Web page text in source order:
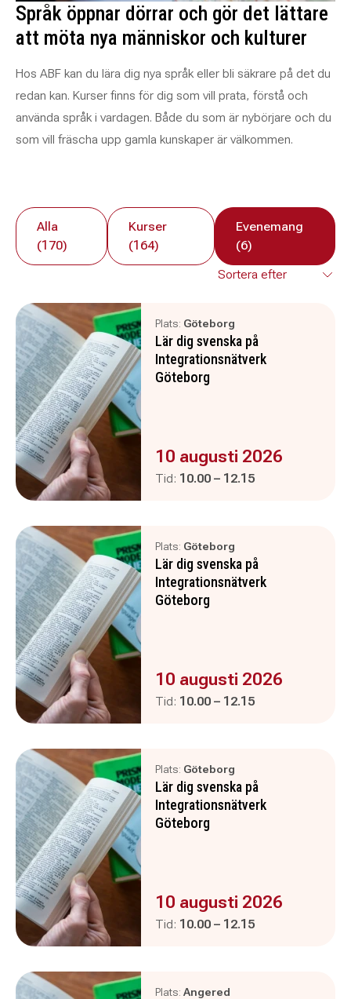
Språk öppnar dörrar och gör det lättare
att möta nya människor och kulturer
Hos ABF kan du lära dig nya språk eller bli säkrare på det du
redan kan. Kurser finns för dig som vill prata, förstå och
använda språk i vardagen. Både du som är nybörjare och du
som vill fräscha upp gamla kunskaper är välkommen.
Alla
(170)
Kurser
(164)
Evenemang
(6)
Plats: Göteborg
Lär dig svenska på
Integrationsnätverk
Göteborg
Evenemanget är :
10 augusti 2026
Tid: Pågår mellan
10.00 – och
12.15
Plats: Göteborg
Lär dig svenska på
Integrationsnätverk
Göteborg
Evenemanget är :
10 augusti 2026
Tid: Pågår mellan
10.00 – och
12.15
Plats: Göteborg
Lär dig svenska på
Integrationsnätverk
Göteborg
Evenemanget är :
10 augusti 2026
Tid: Pågår mellan
10.00 – och
12.15
Plats: Angered